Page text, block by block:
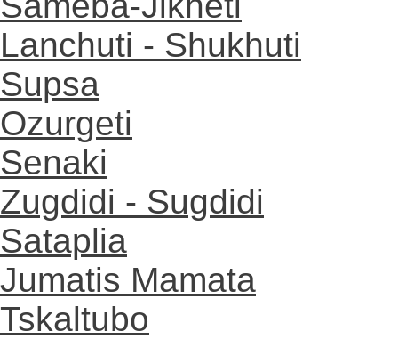
Lanchuti - Shukhuti
Supsa
Ozurgeti
Senaki
Zugdidi - Sugdidi
Sataplia
Jumatis Mamata
Tskaltubo